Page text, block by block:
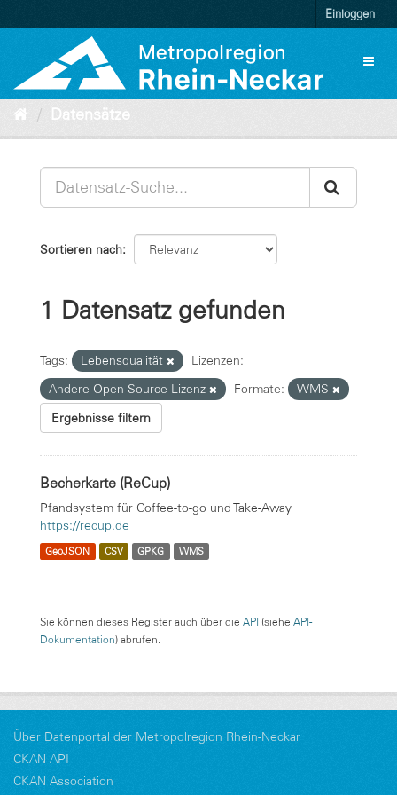
zum
Einloggen
Datensätze
Sortieren nach
1 Datensatz gefunden
Tags: Lebensqualität
Lizenzen:
Andere Open Source Lizenz
Formate:
WMS
Ergebnisse filtern
Becherkarte (ReCup)
Pfandsystem für Coffee-to-go und Take-Away
https://recup.de
GeoJSON CSV GPKG WMS
Sie können dieses Register auch über die API (siehe API-
Dokumentation) abrufen.
Über Datenportal der Metropolregion Rhein-Neckar
CKAN-API
CKAN Association